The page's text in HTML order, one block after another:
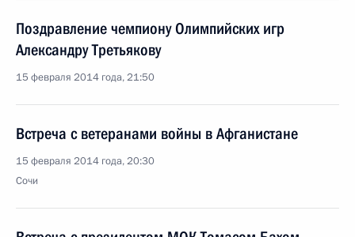
Поздравление чемпиону Олимпийских игр
Александру Третьякову
15 февраля 2014 года, 21:50
Встреча с ветеранами войны в Афганистане
15 февраля 2014 года, 20:30
Сочи